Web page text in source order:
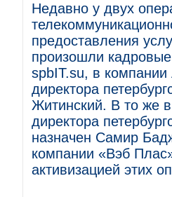
Недавно у двух
предоставления
произошли кадровые
spbIT.su, в
директора
Житинский. В то же
директора
назначен Самир
компании «Вэб
активизацией этих